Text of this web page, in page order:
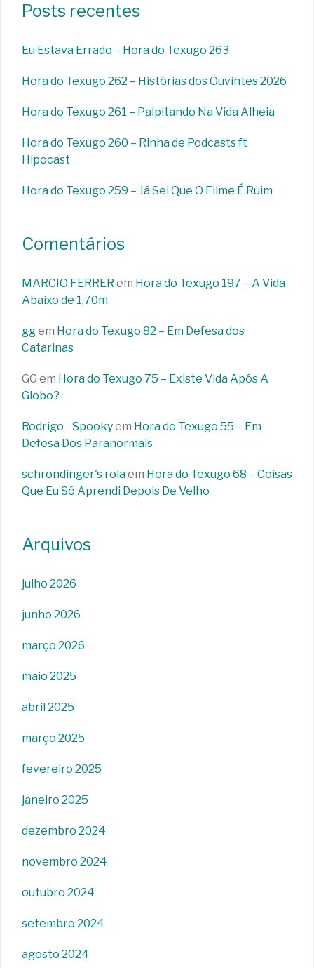
Posts recentes
Eu Estava Errado – Hora do Texugo 263
Hora do Texugo 262 – Histórias dos Ouvintes 2026
Hora do Texugo 261 – Palpitando Na Vida Alheia
Hora do Texugo 260 – Rinha de Podcasts ft
Hipocast
Hora do Texugo 259 – Já Sei Que O Filme É Ruim
Comentários
MARCIO FERRER em Hora do Texugo 197 – A Vida
Abaixo de 1,70m
ggem Hora do Texugo 82 – Em Defesa dos
Catarinas
GG em Hora do Texugo 75 – Existe Vida Após A
Globo?
Rodrigo - Spookyem Hora do Texugo 55 – Em
Defesa Dos Paranormais
schrondinger's rolaem Hora do Texugo 68 – Coisas
Que Eu Só Aprendi Depois De Velho
Arquivos
julho 2026
junho 2026
março 2026
maio 2025
abril 2025
março 2025
fevereiro 2025
janeiro 2025
dezembro 2024
novembro 2024
outubro 2024
setembro 2024
agosto 2024